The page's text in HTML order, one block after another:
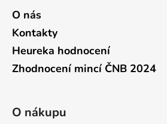
O nás
Kontakty
Heureka hodnocení
Zhodnocení mincí ČNB 2024
O nákupu